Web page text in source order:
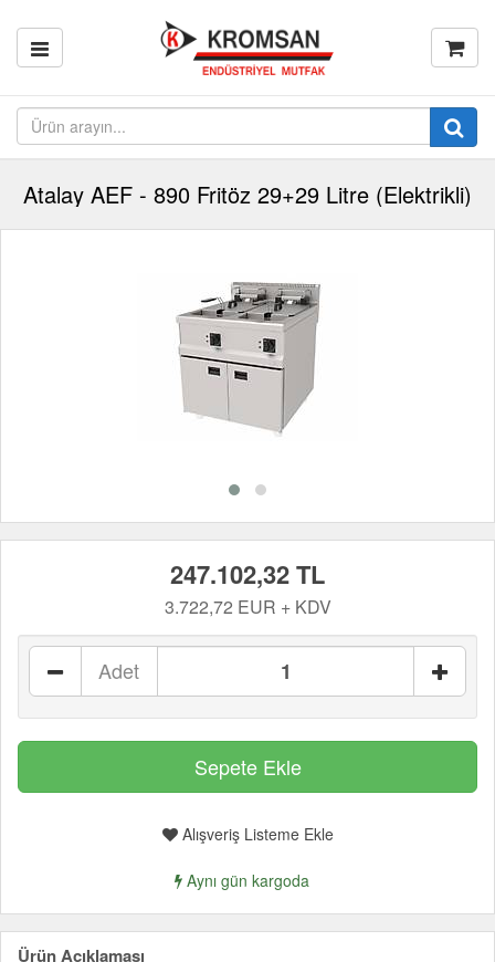
Atalay AEF - 890 Fritöz 29+29 Litre (Elektrikli)
247.102,32 TL
3.722,72 EUR + KDV
Adet
Alışveriş Listeme Ekle
Aynı gün kargoda
Ürün Açıklaması